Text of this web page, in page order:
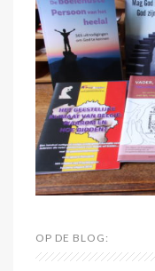
OP DE BLOG: